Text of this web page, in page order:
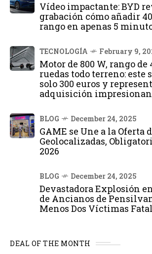
Vídeo impactante: BYD
grabación cómo añadir
rango en apenas 5
TECNOLOGÍA February 9,
Motor de 800 W, rango de
ruedas todo terreno: este
solo 300 euros y
adquisición
BLOG December 24, 2025
GAME se Une a la Oferta
Geolocalizadas,
2026
BLOG December 24, 2025
Devastadora Explosión
de Ancianos de
Menos Dos Víctimas
DEAL OF THE MONTH